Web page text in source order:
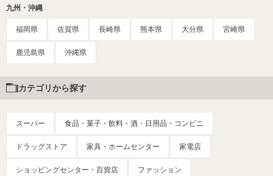
九州・沖縄
福岡県 佐賀県 長崎県 熊本県 大分県 宮崎県
鹿児島県 沖縄県
カテゴリから探す
スーパー 食品・菓子・飲料・酒・日用品・コンビニ
ドラッグストア 家具・ホームセンター 家電店
ショッピングセンター・百貨店 ファッション